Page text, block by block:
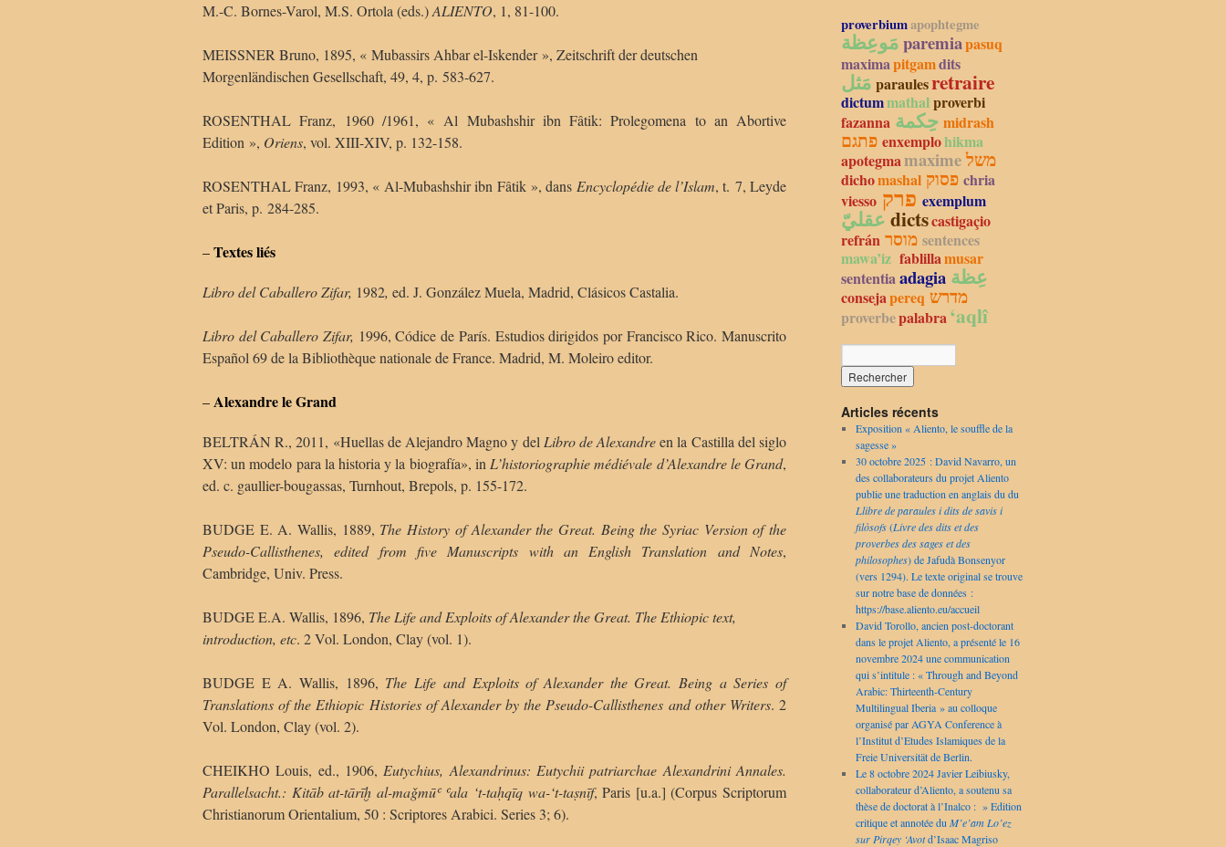
M.-C. Bornes-Varol, M.S. Ortola (eds.)ALIENTO, 1, 81-100.
MEISSNER Bruno, 1895, « Mubassirs Ahbar el-Iskender », Zeitschrift der deutschen
Morgenländischen Gesellschaft, 49, 4, p. 583-627.
ROSENTHAL Franz, 1960 /1961, « Al Mubashshir ibn Fâtik: Prolegomena to an Abortive
Edition », Oriens, vol. XIII-XIV, p. 132-158.
ROSENTHAL Franz, 1993, « Al-Mubashshir ibn Fâtik », dans Encyclopédie de l’Islam, t. 7, Leyde
et Paris, p. 284-285.
–Textes liés
Libro del Caballero Zifar, 1982, ed. J. González Muela, Madrid, Clásicos Castalia.
Libro del Caballero Zifar, 1996, Códice de París. Estudios dirigidos por Francisco Rico. Manuscrito
Español 69 de la Bibliothèque nationale de France. Madrid, M. Moleiro editor.
–Alexandre le Grand
BELTRÁN R., 2011, «Huellas de Alejandro Magno y del Libro de Alexandreen la Castilla del siglo
XV: un modelo para la historia y la biografía», in L’historiographie médiévale d’Alexandre le Grand,
ed. c. gaullier-bougassas, Turnhout, Brepols, p. 155-172.
BUDGE E. A. Wallis, 1889, The History of Alexander the Great. Being the Syriac Version of the
Pseudo-Callisthenes, edited from five Manuscripts with an English Translation and Notes,
Cambridge, Univ. Press.
BUDGE E.A. Wallis, 1896, The Life and Exploits of Alexander the Great. The Ethiopic text,
introduction, etc. 2 Vol. London, Clay (vol. 1).
BUDGE E A. Wallis, 1896, The Life and Exploits of Alexander the Great. Being a Series of
Translations of the Ethiopic Histories of Alexander by the Pseudo-Callisthenes and other Writers. 2
Vol. London, Clay (vol. 2).
CHEIKHO Louis, ed., 1906, Eutychius, Alexandrinus: Eutychii patriarchae Alexandrini Annales.
Parallelsacht.: Kitāb at-tārīḫ al-maǧmūʿ ʿala ‘t-taḥqīq wa-‘t-taṣnīf, Paris [u.a.] (Corpus Scriptorum
Christianorum Orientalium, 50 : Scriptores Arabici. Series 3; 6).
proverbiumapophtegme
paremiapasuq
maximapitgamdits
paraulesretraire
dictummathalproverbi
fazanna
midrash
enxemplohikma
apotegmamaximeמשל
dichomashal
chria
viesso
exemplum
dictscastigaçio
refrán
sentences
mawa’iz fablillamusar
sententiaadagia عِظة
consejapereq מדרש
proverbepalabra‘aqlî
Articles récents
Exposition « Aliento, le souffle de la
sagesse »
30 octobre 2025 : David Navarro, un
des collaborateurs du projet Aliento
publie une traduction en anglais du du
Llibre de paraules i dits de savis i
filòsofs(Livre des dits et des
proverbes des sages et des
philosophes) de Jafudà Bonsenyor
(vers 1294). Le texte original se trouve
sur notre base de données :
https://base.aliento.eu/accueil
David Torollo, ancien post-doctorant
dans le projet Aliento, a présenté le 16
novembre 2024 une communication
qui s’intitule : « Through and Beyond
Arabic: Thirteenth-Century
Multilingual Iberia » au colloque
organisé par AGYA Conference à
l’Institut d’Etudes Islamiques de la
Freie Universität de Berlin.
Le 8 octobre 2024 Javier Leibiusky,
collaborateur d’Aliento, a soutenu sa
thèse de doctorat à l’Inalco : » Edition
critique et annotée du M’e’am Lo’ez
sur Pirqey ‘Avotd’Isaac Magriso